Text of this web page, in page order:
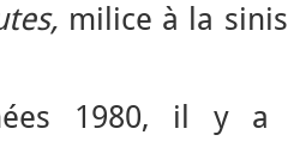
milice à la
1980, il y a